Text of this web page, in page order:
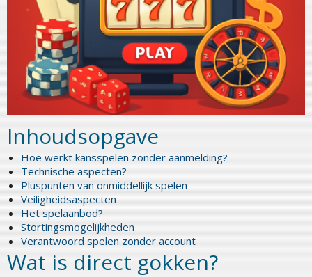
Inhoudsopgave
Hoe werkt kansspelen zonder aanmelding?
Technische aspecten?
Pluspunten van onmiddellijk spelen
Veiligheidsaspecten
Het spelaanbod?
Stortingsmogelijkheden
Verantwoord spelen zonder account
Wat is direct gokken?